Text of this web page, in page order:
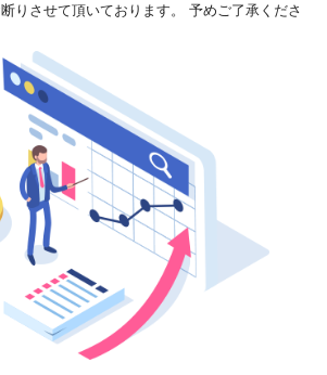
りさせて頂いております。 予めご了承くださ